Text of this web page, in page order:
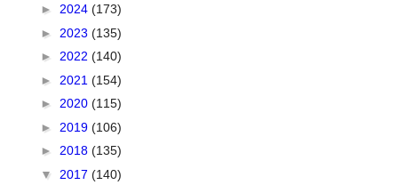
►2024(173)
► 2023(135)
►2022(140)
► 2021(154)
►2020(115)
► 2019(106)
►2018(135)
▼ 2017(140)